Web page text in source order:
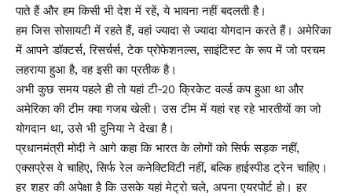
पाते हैं और हम किसी भी देश में रहें, ये भावना नहीं बदलती है।
हम जिस सोसायटी में रहते हैं, वहां ज्यादा से ज्यादा योगदान करते हैं। अमेरिका
में आपने डॉक्टर्स, रिसर्चर्स, टेक प्रोफेशनल्स, साइंटिस्ट के रूप में जो परचम
लहराया हुआ है, वह इसी का प्रतीक है।
अभी कुछ समय पहले ही तो यहां टी-20 क्रिकेट वर्ल्ड कप हुआ था और
अमेरिका की टीम क्या गजब खेली। उस टीम में यहां रह रहे भारतीयों का जो
योगदान था, उसे भी दुनिया ने देखा है।
प्रधानमंत्री मोदी ने आगे कहा कि भारत के लोगों को सिर्फ सड़क नहीं,
एक्सप्रेस वे चाहिए, सिर्फ रेल कनेक्टिविटी नहीं, बल्कि हाईस्पीड ट्रेन चाहिए।
हर शहर की अपेक्षा है कि उसके यहां मेट्रो चले, अपना एयरपोर्ट हो। हर